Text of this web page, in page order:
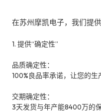
在苏州摩凯电子，我们提
1. 提供“确定性”
品质确定性：
100%良品率承诺，让您的生
交期确定性：
3天发货与年产能8400万的